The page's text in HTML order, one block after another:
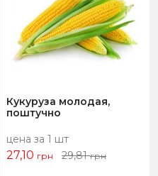
Кукуруза молодая,
поштучно
цена за 1 шт
27,10 грн 29,81грн